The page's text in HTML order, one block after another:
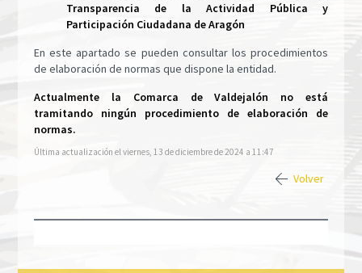
Transparencia de la Actividad Pública y
Participación Ciudadana de Aragón
En este apartado se pueden consultar los procedimientos
de elaboración de normas que dispone la entidad.
Actualmente la Comarca de Valdejalón no está
tramitando ningún procedimiento de elaboración de
normas.
Última actualización el viernes, 13 de diciembre de 2024 a 11:47
Volver